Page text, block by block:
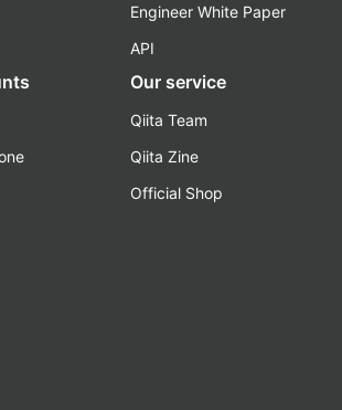
Engineer White Paper
API
Our service
Qiita Team
Qiita Zine
Official Shop